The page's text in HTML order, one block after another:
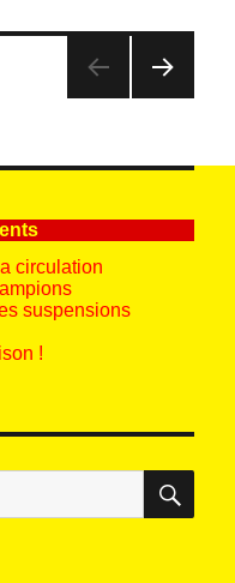
ANT
circulation
suspensions
!